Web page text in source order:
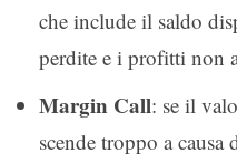
che include il saldo
perdite e i profitti non
Margin Call: se il
scende troppo a